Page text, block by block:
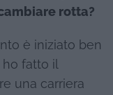
rotta?
è iniziato ben
ho fatto il
una carriera